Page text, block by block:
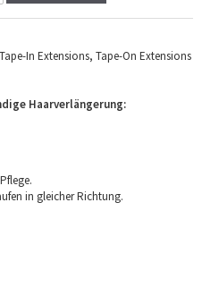
In Extensions, Tape-On Extensions
Haarverlängerung:
in gleicher Richtung.